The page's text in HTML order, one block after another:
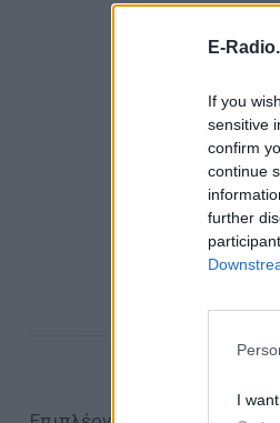
E-
If you
sensitive
confirm
continue
further
I